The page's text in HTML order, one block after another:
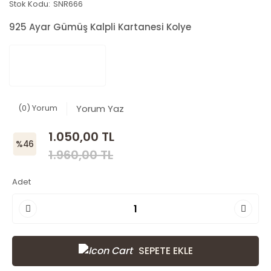
Stok Kodu: SNR666
925 Ayar Gümüş Kalpli Kartanesi Kolye
(0) Yorum Yorum Yaz
%46
1.050,00 TL
1.960,00 TL
Adet
SEPETE EKLE